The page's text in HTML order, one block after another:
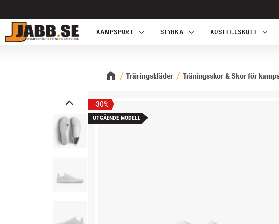
KAMPSPORT
STYRKA KOSTTILLSKOTT
Träningskläder Träningsskor & Skor för
30%
UTGÅENDE MODELL